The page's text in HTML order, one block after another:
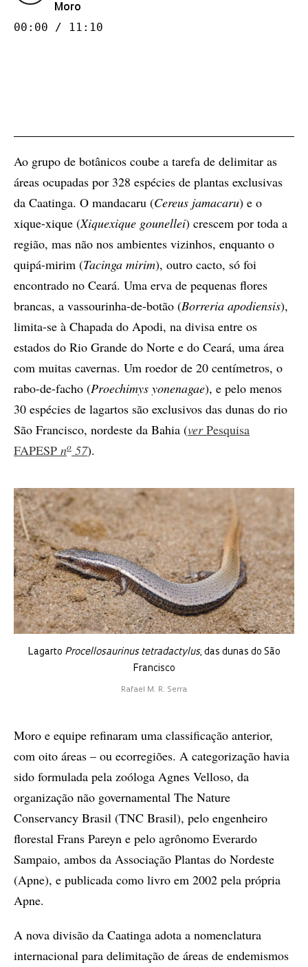
Moro
00:00 / 11:10
Ao grupo de botânicos coube a tarefa de delimitar as
áreas ocupadas por 328 espécies de plantas exclusivas
da Caatinga. O mandacaru (Cereus jamacaru) e o
xique-xique (Xiquexique gounellei) crescem por toda a
região, mas não nos ambientes vizinhos, enquanto o
quipá-mirim (Tacinga mirim), outro cacto, só foi
encontrado no Ceará. Uma erva de pequenas flores
brancas, a vassourinha-de-botão (Borreria apodiensis),
limita-se à Chapada do Apodi, na divisa entre os
estados do Rio Grande do Norte e do Ceará, uma área
com muitas cavernas. Um roedor de 20 centímetros, o
rabo-de-facho (Proechimys yonenagae), e pelo menos
30 espécies de lagartos são exclusivos das dunas do rio
São Francisco, nordeste da Bahia (verPesquisa
FAPESP no 57).
Lagarto Procellosaurinus tetradactylus, das dunas do São
Francisco
Rafael M. R. Serra
Moro e equipe refinaram uma classificação anterior,
com oito áreas – ou ecorregiões. A categorização havia
sido formulada pela zoóloga Agnes Velloso, da
organização não governamental The Nature
Conservancy Brasil (TNC Brasil), pelo engenheiro
florestal Frans Pareyn e pelo agrônomo Everardo
Sampaio, ambos da Associação Plantas do Nordeste
(Apne), e publicada como livro em 2002 pela própria
Apne.
A nova divisão da Caatinga adota a nomenclatura
internacional para delimitação de áreas de endemismos